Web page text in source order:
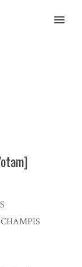
MENU
CHAMPIS